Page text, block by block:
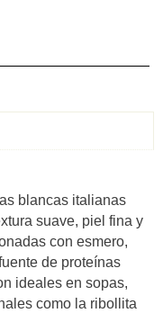
blancas italianas
suave, piel fina y
con esmero,
de proteínas
ideales en sopas,
como la ribollita